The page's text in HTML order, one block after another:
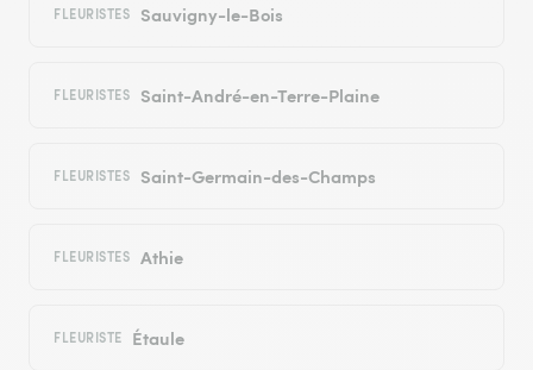
FLEURISTES Sauvigny-le-Bois
FLEURISTES Saint-André-en-Terre-Plaine
FLEURISTES Saint-Germain-des-Champs
FLEURISTES Athie
FLEURISTE Étaule